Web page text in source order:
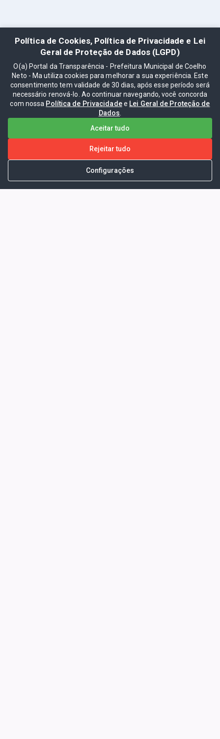
Política de Cookies, Política de Privacidade e Lei
Geral de Proteção de Dados (LGPD)
O(a) Portal da Transparência - Prefeitura Municipal de Coelho
Neto - Ma utiliza cookies para melhorar a sua experiência. Este
consentimento tem validade de 30 dias, após esse período será
necessário renová-lo. Ao continuar navegando, você concorda
com nossa Política de Privacidadee Lei Geral de Proteção de
Dados
Aceitar tudo
Rejeitar tudo
Configurações